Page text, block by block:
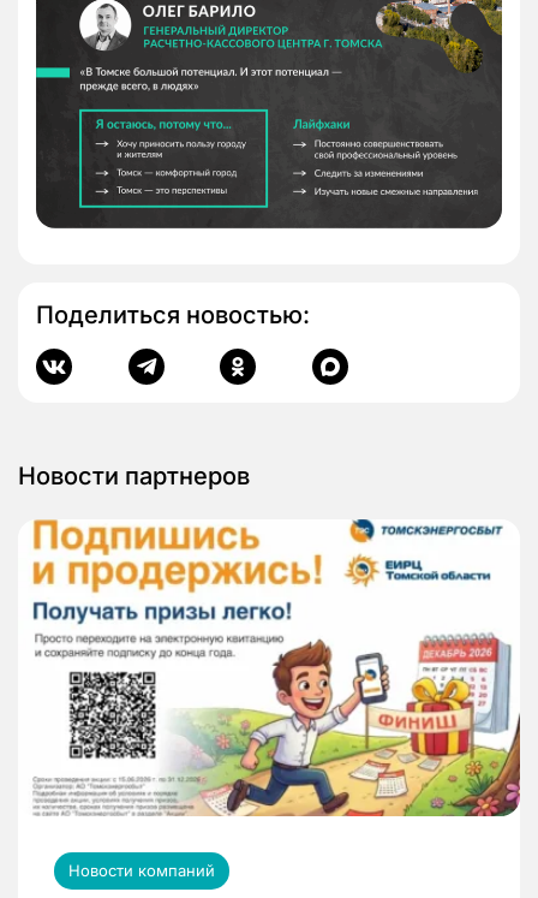
Поделиться новостью:
Новости партнеров
Новости компаний